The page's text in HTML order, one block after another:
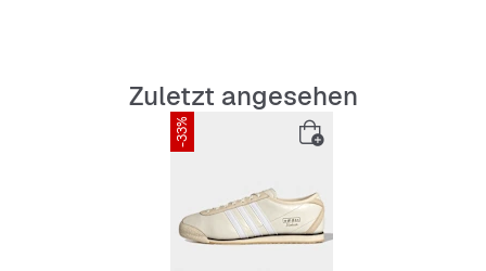
dein Go-to für Stil und Komfort.
Obermaterial aus Leder
Zuletzt angesehen
-33%